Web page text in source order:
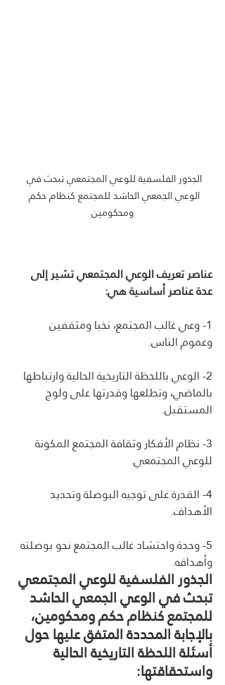
الجذور الفلسفية للوعي المجتمعي تبحث في
الوعي الجمعي الحاشد للمجتمع كنظام حكم
ومحكومين
عناصر تعريف الوعي المجتمعي تشير إلى
عدة عناصر أساسية هي:
1- وعي غالب المجتمع، نخبا ومثقفين
وعموم الناس.
2- الوعي باللحظة التاريخية الحالية وارتباطها
بالماضي، وتطلعها وقدرتها على ولوج
المستقبل.
3- نظام الأفكار وثقافة المجتمع المكونة
للوعي المجتمعي.
4- القدرة على توجيه البوصلة وتحديد
الأهداف.
5- وحدة واحتشاد غالب المجتمع نحو بوصلته
وأهدافه.
الجذور الفلسفية للوعي المجتمعي
تبحث في الوعي الجمعي الحاشد
للمجتمع كنظام حكم ومحكومين،
بالإجابة المحددة المتفق عليها حول
أسئلة اللحظة التاريخية الحالية
واستحقاقتها: